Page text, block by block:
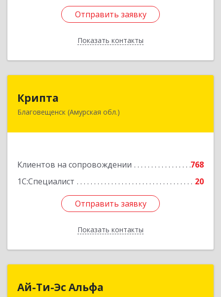
Отправить заявку
Показать контакты
Отправить заявку
Назад
Крипта
Благовещенск (Амурская обл.)
Клиентов на сопровождении
768
1С:Специалист
20
Отправить заявку
Показать контакты
675000, Амурская обл, Благовещенск г,
Отправить заявку
Назад
Ай-Ти-Эс Альфа